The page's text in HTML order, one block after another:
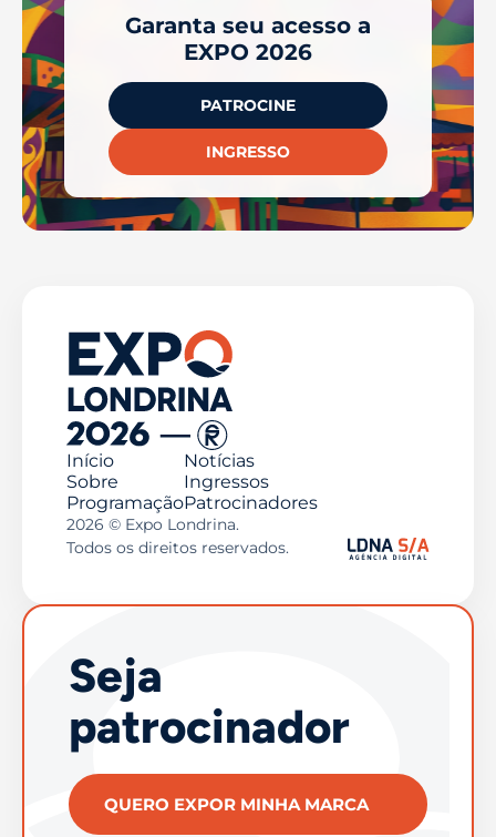
Garanta seu acesso a
EXPO 2026
PATROCINE
INGRESSO
Início
Sobre
Programação
Notícias
Ingressos
Patrocinadores
2026 © Expo Londrina.
Todos os direitos reservados.
Seja
patrocinador
QUERO EXPOR MINHA MARCA